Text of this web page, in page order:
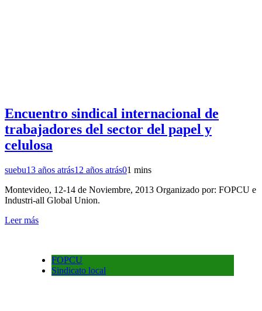
Encuentro sindical internacional de
trabajadores del sector del papel y
celulosa
suebu13 años atrás12 años atrás01 mins
Montevideo, 12-14 de Noviembre, 2013 Organizado por: FOPCU e
Industri-all Global Union.
Leer más
FOPCU
Sindicato local